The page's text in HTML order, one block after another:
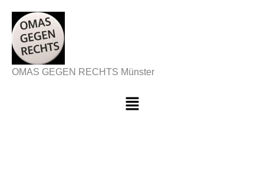
Inhalt
springen
OMAS GEGEN RECHTS Münster
Menü